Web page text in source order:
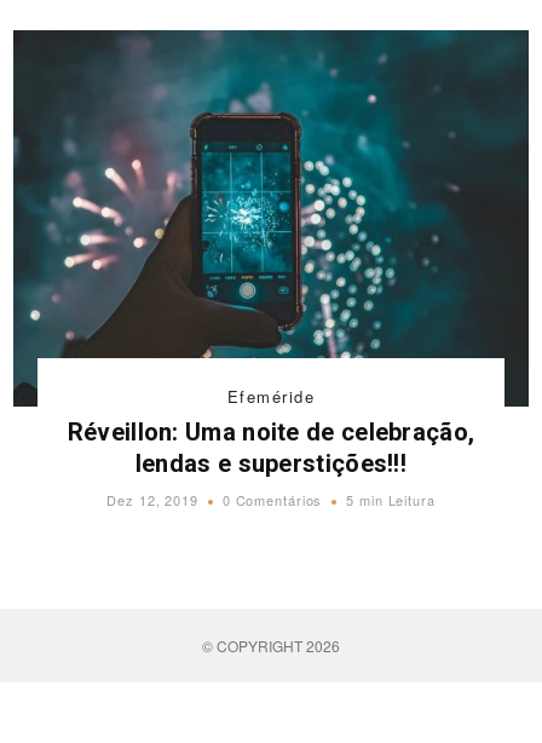
Efeméride
Réveillon: Uma noite de celebração,
lendas e superstições!!!
Dez 12, 2019 0 Comentários 5 min Leitura
© COPYRIGHT 2026